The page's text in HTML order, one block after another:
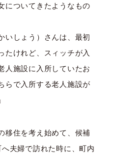
についてきたようなもの
いしょう）さんは、最初
たけれど、スィッチが入
人施設に入所していたお
らで入所する老人施設が
移住を考え始めて、候補
夫婦で訪れた時に、町内